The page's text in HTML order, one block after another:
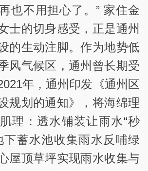
也不用担心了。” 家住金
士的切身感受，正是通州
的生动注脚。作为地势低
风气候区，通州曾长期受
年，通州印发《通州区
规划的通知》，将海绵理
理：透水铺装让雨水“秒
下蓄水池收集雨水反哺绿
屋顶草坪实现雨水收集与